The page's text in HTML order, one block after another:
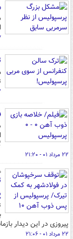
۲۲ مرداد ۰۱ - ۲۱:۲۰
پیروزی در این دیدار
۲۲ مرداد ۰۱ - ۲۱:۰۶